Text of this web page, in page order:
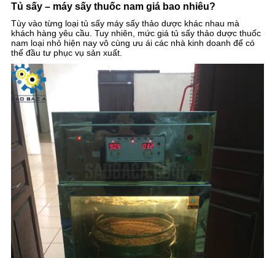
Tủ sấy – máy sấy thuốc nam giá bao nhiêu?
Tùy vào từng loại tủ sấy máy sấy thảo dược khác nhau mà
khách hàng yêu cầu. Tuy nhiên, mức giá tủ sấy thảo dược thuốc
nam loại nhỏ hiện nay vô cùng ưu ái các nhà kinh doanh để có
thể đầu tư phục vụ sản xuất.